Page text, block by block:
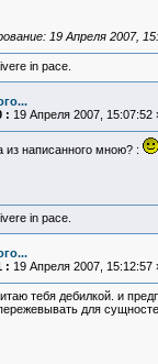
19 Апреля 2007,
in pace.
: 19 Апреля 2007, 15:07:52
из написанного мною? :
in pace.
: 19 Апреля 2007, 15:12:57
тебя дебилкой. и
для